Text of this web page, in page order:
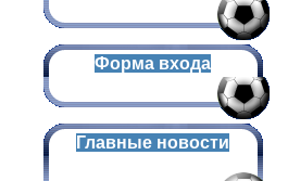
Форма входа
Главные новости